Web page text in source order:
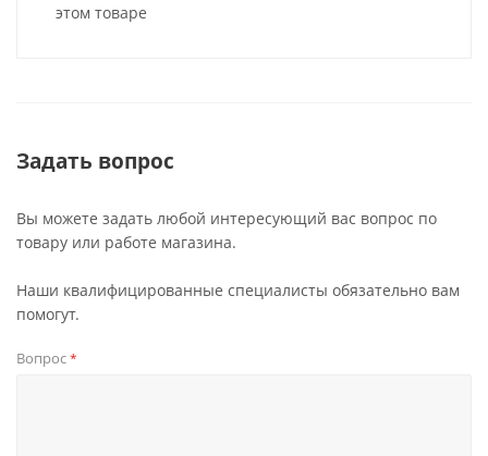
этом товаре
Задать вопрос
Вы можете задать любой интересующий вас вопрос по
товару или работе магазина.
Наши квалифицированные специалисты обязательно вам
помогут.
Вопрос*